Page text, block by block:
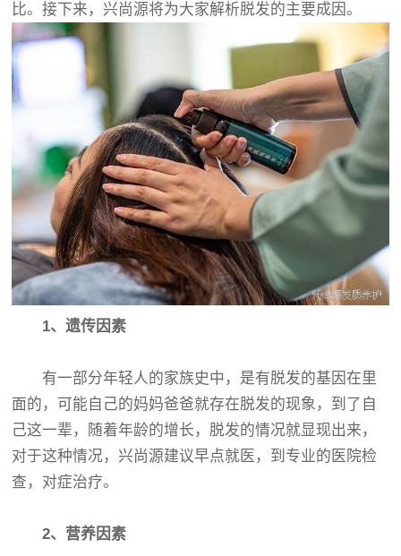
比。接下来，兴尚源将为大家解析脱发的主要成因。
1、遗传因素
有一部分年轻人的家族史中，是有脱发的基因在里
面的，可能自己的妈妈爸爸就存在脱发的现象，到了自
己这一辈，随着年龄的增长，脱发的情况就显现出来，
对于这种情况，兴尚源建议早点就医，到专业的医院检
查，对症治疗。
2、营养因素